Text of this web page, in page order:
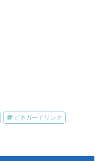
ビネガードリンク